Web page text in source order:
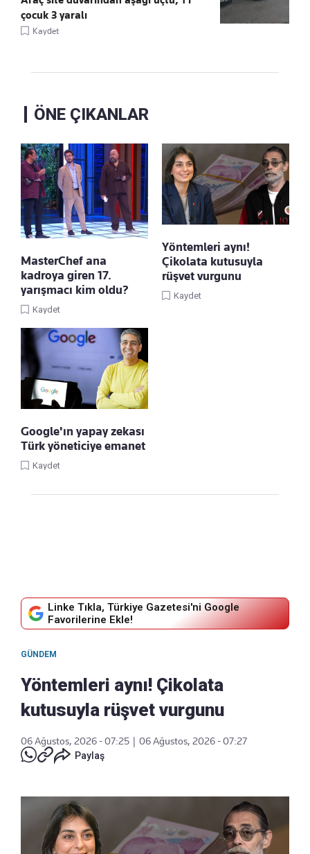
çocuk 3 yaralı
Kaydet
ÖNE ÇIKANLAR
MasterChef ana
kadroya giren 17.
yarışmacı kim oldu?
Kaydet
Yöntemleri aynı!
Çikolata kutusuyla
rüşvet vurgunu
Kaydet
Google'ın yapay zekası
Türk yöneticiye emanet
Kaydet
Linke Tıkla, Türkiye Gazetesi'ni Google
Favorilerine Ekle!
GÜNDEM
Yöntemleri aynı! Çikolata
kutusuyla rüşvet vurgunu
06 Ağustos, 2026 - 07:25
06 Ağustos, 2026 - 07:27
Paylaş